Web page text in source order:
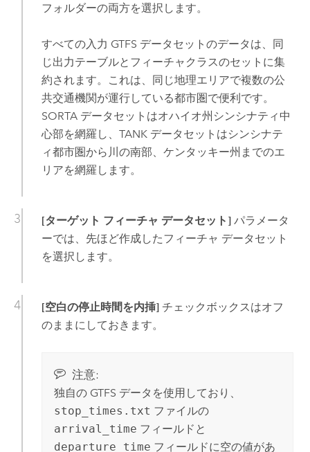
フォルダーの両方を選択します。
すべての入力 GTFS データセットのデータは、同
じ出力テーブルとフィーチャクラスのセットに集
約されます。これは、同じ地理エリアで複数の公
共交通機関が運行している都市圏で便利です。
SORTA データセットはオハイオ州シンシナティ中
心部を網羅し、TANK データセットはシンシナテ
ィ都市圏から川の南部、ケンタッキー州までのエ
リアを網羅します。
[ターゲット フィーチャ データセット]パラメータ
ーでは、先ほど作成したフィーチャ データセット
を選択します。
[空白の停止時間を内挿]チェックボックスはオフ
のままにしておきます。
注意:
独自の GTFS データを使用しており、
stop_times.txt ファイルの
arrival_time フィールドと
departure_time フィールドに空の値があ